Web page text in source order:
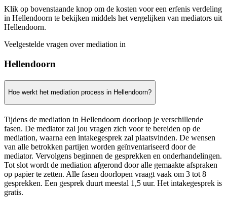
Klik op bovenstaande knop om de kosten voor een erfenis verdeling
in Hellendoorn te bekijken middels het vergelijken van mediators uit
Hellendoorn.
Veelgestelde vragen over mediation in
Hellendoorn
Hoe werkt het mediation process in Hellendoorn?
Tijdens de mediation in Hellendoorn doorloop je verschillende
fasen. De mediator zal jou vragen zich voor te bereiden op de
mediation, waarna een intakegesprek zal plaatsvinden. De wensen
van alle betrokken partijen worden geïnventariseerd door de
mediator. Vervolgens beginnen de gesprekken en onderhandelingen.
Tot slot wordt de mediation afgerond door alle gemaakte afspraken
op papier te zetten. Alle fasen doorlopen vraagt vaak om 3 tot 8
gesprekken. Een gesprek duurt meestal 1,5 uur. Het intakegesprek is
gratis.